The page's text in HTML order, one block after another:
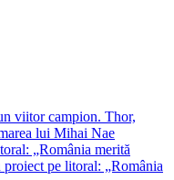
viitor campion. Thor,
lui Mihai Nae
„România merită
pe litoral: „România